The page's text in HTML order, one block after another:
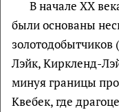
В начале XX
были основаны
Лэйк, Киркленд-
минуя границы
Квебек, где